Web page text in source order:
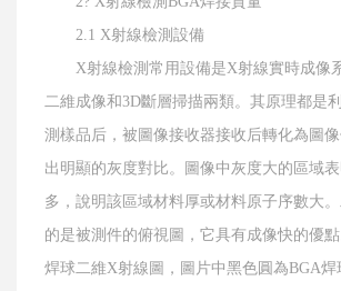
2.1 X射線檢測設備
X射線檢測常用設備是X射線實時成像
二維成像和3D斷層掃描兩類。其原理都是
測樣品后，被圖像接收器接收后轉化為圖
出明顯的灰度對比。圖像中灰度大的區域
多，說明該區域材料厚或材料原子序數大
的是被測件的俯視圖，它具有成像快的優
焊球二維X射線圖，圖片中黑色圓為BGA